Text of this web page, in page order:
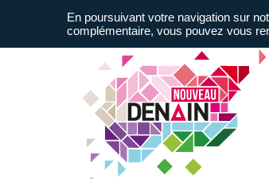
En poursuivant votre navigation sur
complémentaire, vous pouvez vous